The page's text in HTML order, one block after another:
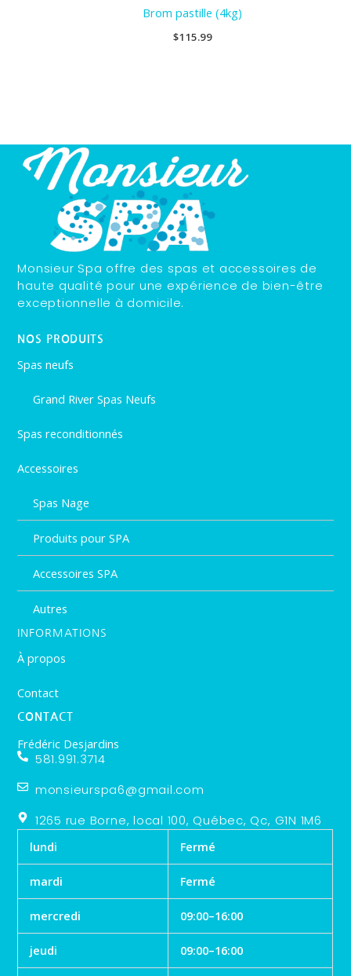
Brom pastille (4kg)
$115.99
Monsieur Spa offre des spas et accessoires de
haute qualité pour une expérience de bien-être
exceptionnelle à domicile.
NOS PRODUITS
Spas neufs
Grand River Spas Neufs
Spas reconditionnés
Accessoires
Spas Nage
Produits pour SPA
Accessoires SPA
Autres
INFORMATIONS
À propos
Contact
CONTACT
Frédéric Desjardins
581.991.3714
monsieurspa6@gmail.com
1265 rue Borne, local 100, Québec, Qc, G1N 1M6
lundi Fermé
mardi Fermé
mercredi 09:00–16:00
jeudi 09:00–16:00